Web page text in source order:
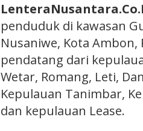
penduduk di kawasan
Nusaniwe, Kota
pendatang dari
Wetar, Romang, Leti,
Kepulauan Tanimbar,
dan kepulauan Lease.